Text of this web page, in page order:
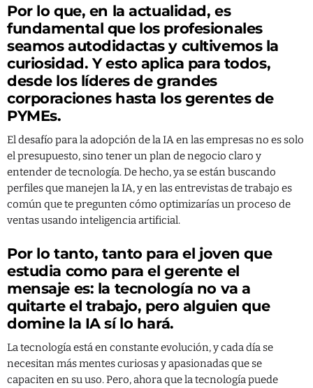
Por lo que, en la actualidad, es
fundamental que los profesionales
seamos autodidactas y cultivemos la
curiosidad. Y esto aplica para todos,
desde los líderes de grandes
corporaciones hasta los gerentes de
PYMEs.
El desafío para la adopción de la IA en las empresas no es solo
el presupuesto, sino tener un plan de negocio claro y
entender de tecnología. De hecho, ya se están buscando
perfiles que manejen la IA, y en las entrevistas de trabajo es
común que te pregunten cómo optimizarías un proceso de
ventas usando inteligencia artificial.
Por lo tanto, tanto para el joven que
estudia como para el gerente el
mensaje es: la tecnología no va a
quitarte el trabajo, pero alguien que
domine la IA sí lo hará.
La tecnología está en constante evolución, y cada día se
necesitan más mentes curiosas y apasionadas que se
capaciten en su uso. Pero, ahora que la tecnología puede